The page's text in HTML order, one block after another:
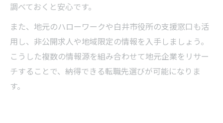
調べておくと安心です。
また、地元のハローワークや白井市役所の支援窓口も活
用し、非公開求人や地域限定の情報を入手しましょう。
こうした複数の情報源を組み合わせて地元企業をリサー
チすることで、納得できる転職先選びが可能になりま
す。